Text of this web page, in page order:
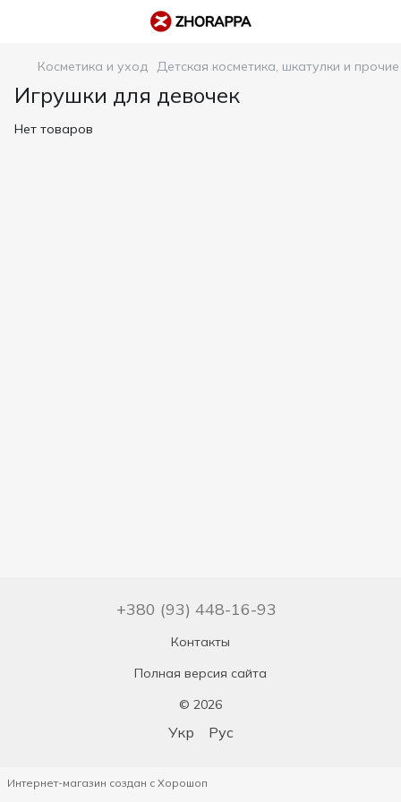
Косметика и уход Детская косметика, шкатулки и
Игрушки для девочек
Нет товаров
+380 (93) 448-16-93
Контакты
Полная версия сайта
© 2026
Укр Рус
Интернет-магазин создан с Хорошоп